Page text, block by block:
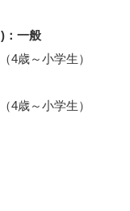
：一般
4歳～小学生）
4歳～小学生）